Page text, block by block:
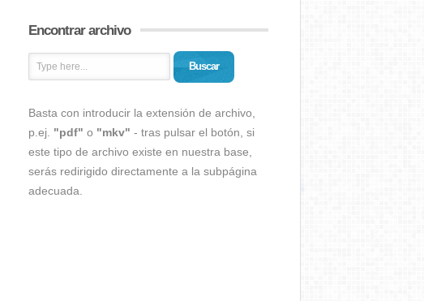
Encontrar archivo
Buscar
Basta con introducir la extensión de archivo,
p.ej. "pdf" o "mkv" - tras pulsar el botón, si
este tipo de archivo existe en nuestra base,
serás redirigido directamente a la subpágina
adecuada.